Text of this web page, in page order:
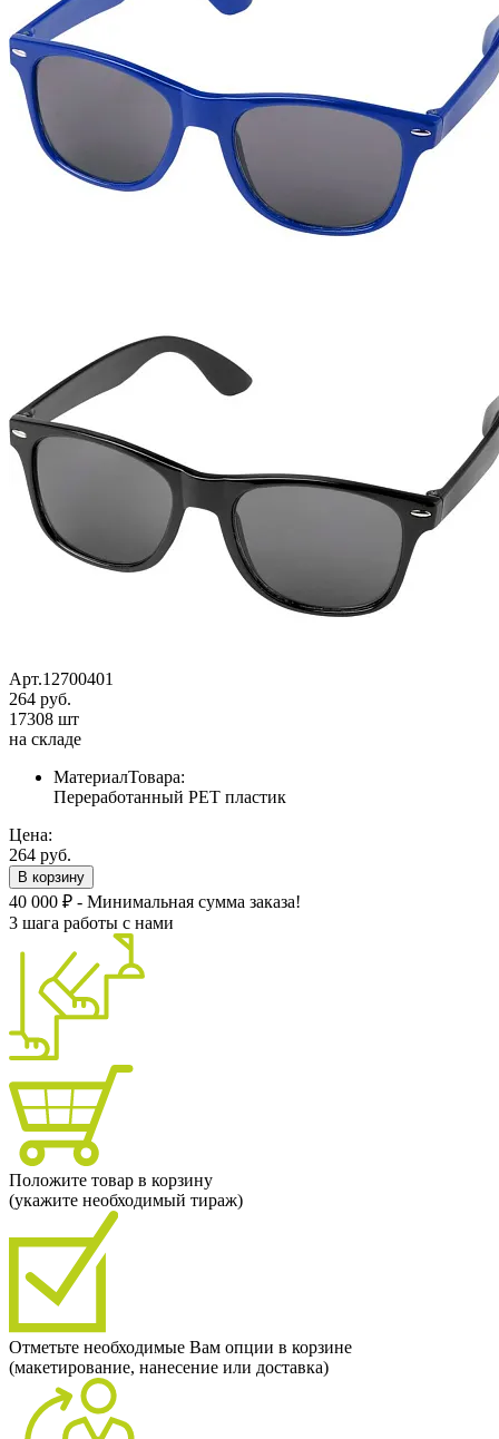
Арт.12700401
264 руб.
17308 шт
на складе
МатериалТовара:
Переработанный PET пластик
Цена:
264 руб.
В корзину
40 000 ₽ - Минимальная сумма заказа!
3 шага работы с нами
Положите товар в корзину
(укажите необходимый тираж)
Отметьте необходимые Вам опции в корзине
(макетирование, нанесение или доставка)